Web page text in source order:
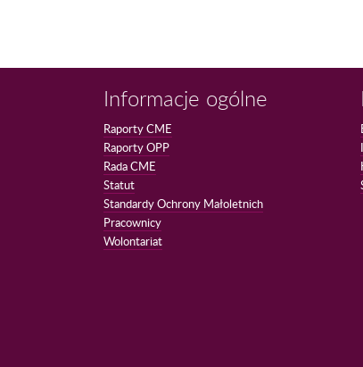
Informacje ogólne
Raporty CME
Raporty OPP
Rada CME
Statut
Standardy Ochrony Małoletnich
Pracownicy
Wolontariat